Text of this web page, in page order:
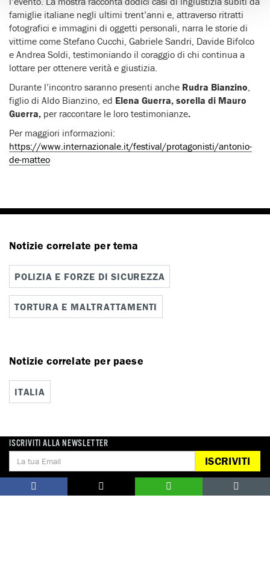
famiglie italiane negli ultimi trent’anni e, attraverso ritratti
fotografici e immagini di oggetti personali, narra le storie di
vittime come Stefano Cucchi, Gabriele Sandri, Davide Bifolco
e Andrea Soldi, testimoniando il coraggio di chi continua a
lottare per ottenere verità e giustizia.
Durante l’incontro saranno presenti anche Rudra Bianzino
figlio di Aldo Bianzino, ed Elena Guerra, sorella di Mauro
Guerra, per raccontare le loro testimonianze.
Per maggiori informazioni:
https://www.internazionale.it/festival/protagonisti/antonio-
de-matteo
Notizie correlate per tema
POLIZIA E FORZE DI SICUREZZA
TORTURA E MALTRATTAMENTI
Notizie correlate per paese
ITALIA
ISCRIVITI ALLA NEWSLETTER
ISCRIVITI
DONA
Aiutaci con una donazione, ora.